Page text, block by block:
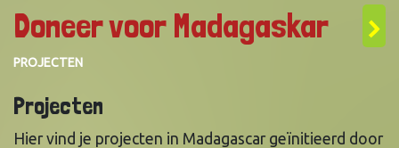
Doneer voor Madagaskar >
PROJECTEN
Projecten
Hier vind je projecten in Madagascar geïnitieerd door